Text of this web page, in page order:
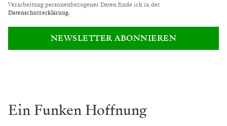
Verarbeitung personenbezogener Daten finde ich in der
Datenschutzerklärung.
NEWSLETTER ABONNIEREN
Ein Funken Hoffnung